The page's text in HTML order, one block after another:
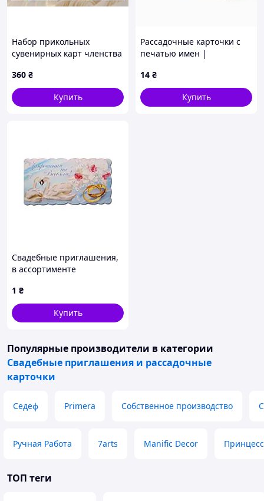
Набор прикольных
сувенирных карт членства
Membership» темно-синие
(3 шт.) / Подарочные ПВХ-
карты для стирки и ро
360 ₴
Купить
Рассадочные карточки с
печатью имен |
14 ₴
Купить
Свадебные приглашения,
в ассортименте
1 ₴
Купить
Популярные производители в категории
Свадебные приглашения и рассадочные
карточки
Седеф Primera Собственное производство
Ручная Работа 7arts Manific Decor
ТОП теги